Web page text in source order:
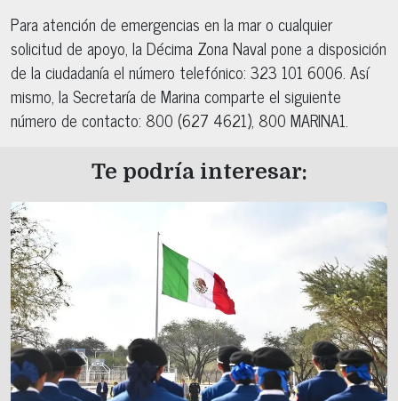
Para atención de emergencias en la mar o cualquier
solicitud de apoyo, la Décima Zona Naval pone a disposición
de la ciudadanía el número telefónico: 323 101 6006. Así
mismo, la Secretaría de Marina comparte el siguiente
número de contacto: 800 (627 4621), 800 MARINA1.
Te podría interesar: